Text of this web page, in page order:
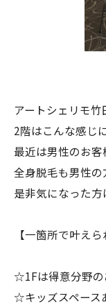
アートシェリモ竹
2階はこんな感じ
最近は男性のお
全身脱毛も男性
是非気になった方
【一箇所で叶え
☆1Fは得意分野の
☆キッズスペース